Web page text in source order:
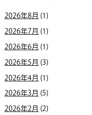
2026年8月(1)
2026年7月(1)
2026年6月(1)
2026年5月 (3)
2026年4月 (1)
2026年3月(5)
2026年2月(2)